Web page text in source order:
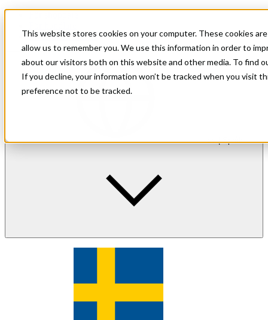
This website stores cookies on your computer. These cookies
allow us to remember you. We use this information in order to
about our visitors both on this website and other media. To find
If you decline, your information won’t be tracked when you visit
preference not to be tracked.
Investor Relations
sv | Språk